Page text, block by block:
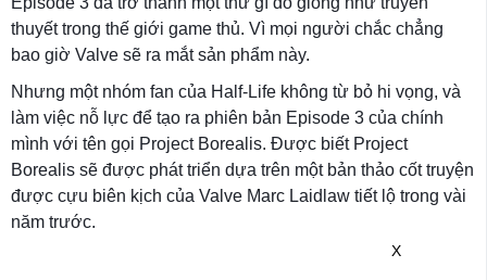
thuyết trong thế giới game thủ. Vì mọi người chắc chẳng
bao giờ Valve sẽ ra mắt sản phẩm này.
Nhưng một nhóm fan của Half-Life không từ bỏ hi vọng, và
làm việc nỗ lực để tạo ra phiên bản Episode 3 của chính
mình với tên gọi Project Borealis. Được biết Project
Borealis sẽ được phát triển dựa trên một bản thảo cốt truyện
được cựu biên kịch của Valve Marc Laidlaw tiết lộ trong vài
năm trước.
X